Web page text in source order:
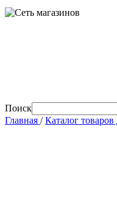
Поиск
Главная /Каталог товаров